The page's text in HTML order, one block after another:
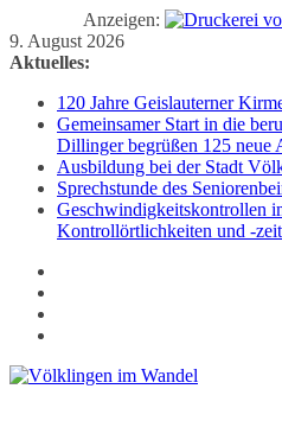
Anzeigen:
Zum
Inhalt
9. August 2026
Aktuelles:
120 Jahre Geislauterner
Gemeinsamer Start in die
Dillinger begrüßen 125 neue
Ausbildung bei der Stadt
Sprechstunde des
Geschwindigkeitskontrollen
Kontrollörtlichkeiten und -